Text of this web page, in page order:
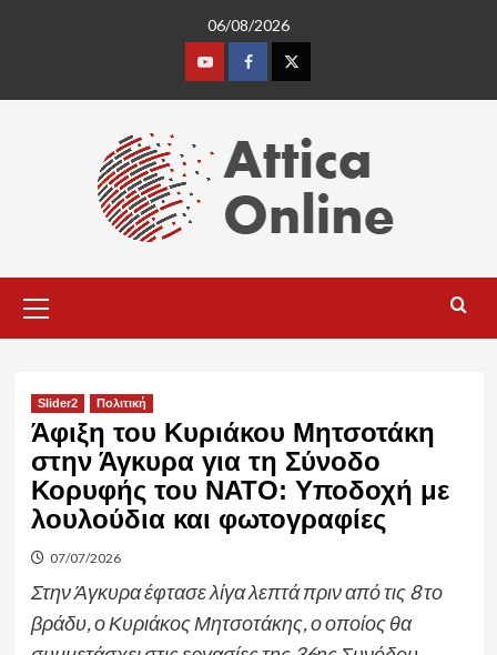
06/08/2026
YoutubeFacebookTwitter
Menu
Slider2 Πολιτική
Άφιξη του Κυριάκου Μητσοτάκη
στην Άγκυρα για τη Σύνοδο
Κορυφής του ΝΑΤΟ: Υποδοχή με
λουλούδια και φωτογραφίες
07/07/2026
Στην Άγκυρα έφτασε λίγα λεπτά πριν από τις 8 το
βράδυ, ο Κυριάκος Μητσοτάκης, ο οποίος θα